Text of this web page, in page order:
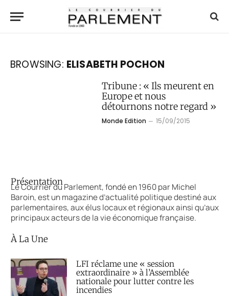
BROWSING: ELISABETH POCHON
Tribune : « Ils meurent en
Europe et nous
détournons notre regard »
Monde Edition 15/09/2015
Présentation
Le Courrier du Parlement, fondé en 1960 par Michel
Baroin, est un magazine d’actualité politique destiné aux
parlementaires, aux élus locaux et régionaux ainsi qu’aux
principaux acteurs de la vie économique française.
À La Une
LFI réclame une « session
extraordinaire » à l’Assemblée
nationale pour lutter contre les
incendies